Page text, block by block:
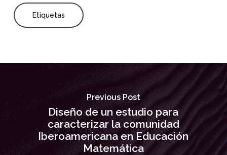
Etiquetas
Previous Post
Diseño de un estudio para
caracterizar la comunidad
Iberoamericana en Educación
Matemática